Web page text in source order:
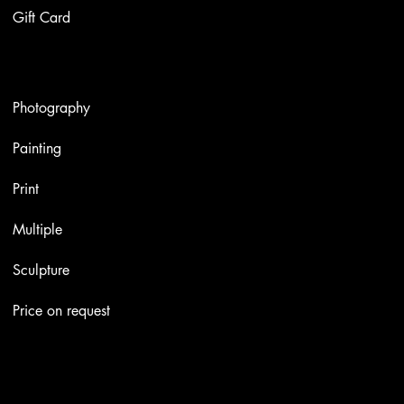
Gift Card
Photography
Painting
Print
Multiple
Sculpture
Price on request